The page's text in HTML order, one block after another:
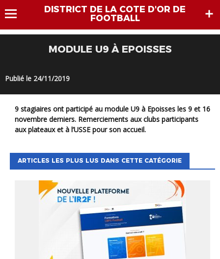
DISTRICT DE LA COTE D'OR DE
FOOTBALL
MODULE U9 À EPOISSES
Publié le 24/11/2019
9 stagiaires ont participé au module U9 à Epoisses les 9 et 16
novembre derniers. Remerciements aux clubs participants
aux plateaux et à l’USSE pour son accueil.
ARTICLES LES PLUS LUS DANS CETTE CATÉGORIE